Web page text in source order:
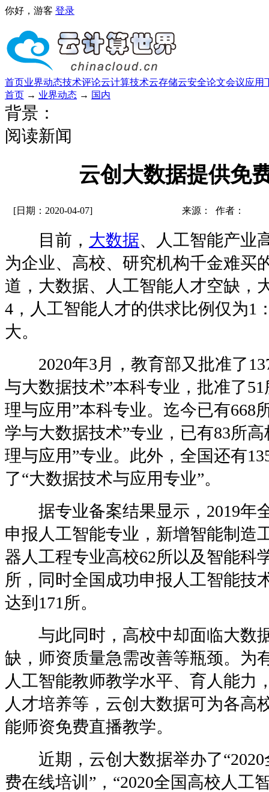
你好，游客 登录
首页业界动态技术评论云计算技术云存储云安全论文会议应用
首页 → 业界动态 → 国内
背景：
阅读新闻
云创大数据提供免
[日期：2020-04-07] 来源： 作者：
目前， 大数据、人工智能产业
为企业、高校、研究机构千金难买
道，大数据、人工智能人才空缺，
4，人工智能人才的供求比例仅为1
大。
2020年3月，教育部又批准了
与大数据技术”本科专业，批准了
理与应用”本科专业。迄今已有668
学与大数据技术”专业，已有83所
理与应用”专业。此外，全国还有
了“大数据技术与应用专业”。
据专业备案结果显示，2019年
申报人工智能专业，新增智能制造
器人工程专业高校62所以及智能科
所，同时全国成功申报人工智能技
达到171所。
与此同时，高校中却面临大数
缺，师资质量急需改善等瓶颈。为
人工智能教师教学水平、育人能力
人才培养等，云创大数据可为各高
能师资免费直播教学。
近期，云创大数据举办了“2020
费在线培训”，“2020全国高校人工